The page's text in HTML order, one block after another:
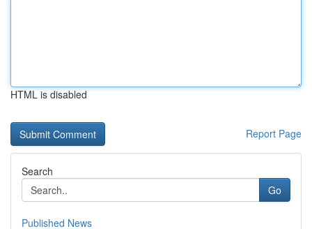
HTML is disabled
Report Page
Search
Go
Published News